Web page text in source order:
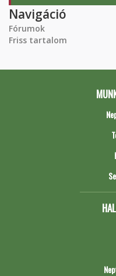
Navigáció
Fórumok
Friss tartalom